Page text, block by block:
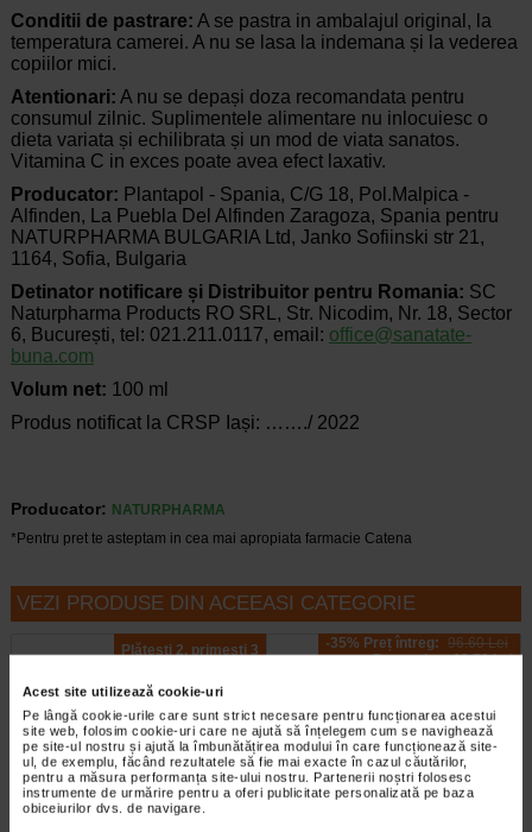
Acest site utilizează cookie-uri
Pe lângă cookie-urile care sunt strict necesare pentru funcționarea acestui
site web, folosim cookie-uri care ne ajută să înțelegem cum se navighează
pe site-ul nostru și ajută la îmbunătățirea modului în care funcționează site-
ul, de exemplu, făcând rezultatele să fie mai exacte în cazul căutărilor,
pentru a măsura performanța site-ului nostru. Partenerii noștri folosesc
instrumente de urmărire pentru a oferi publicitate personalizată pe baza
obiceiurilor dvs. de navigare.
Conditii de pastrare: A se pastra in ambalajul original, la
temperatura camerei. A nu se lasa la indemana și la vederea
copiilor mici.
Atentionari: A nu se depași doza recomandata pentru
consumul zilnic. Suplimentele alimentare nu inlocuiesc o
dieta variata și echilibrata și un mod de viata sanatos.
Vitamina C in exces poate avea efect laxativ.
Producator: Plantapol - Spania, C/G 18, Pol.Malpica -
Alfinden, La Puebla Del Alfinden Zaragoza, Spania pentru
NATURPHARMA BULGARIA Ltd, Janko Sofiinski str 21,
1164, Sofia, Bulgaria
Detinator notificare și Distribuitor pentru Romania: SC
Naturpharma Products RO SRL, Str. Nicodim, Nr. 18, Sector
6, București, tel: 021.211.0117, email: office@sanatate-
buna.com
Volum net: 100 ml
Produs notificat la CRSP Iași: ……./ 2022
Producator: NATURPHARMA
*Pentru pret te asteptam in cea mai apropiata farmacie Catena
VEZI PRODUSE DIN ACEEASI CATEGORIE
Plătești 2, primești 3 -35% Preț întreg: 96.60 Lei
Preț redus: 62.79 Lei